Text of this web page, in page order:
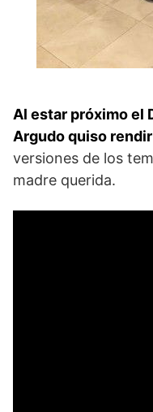
Al estar próximo el
Argudo quiso
versiones de los
madre querida.